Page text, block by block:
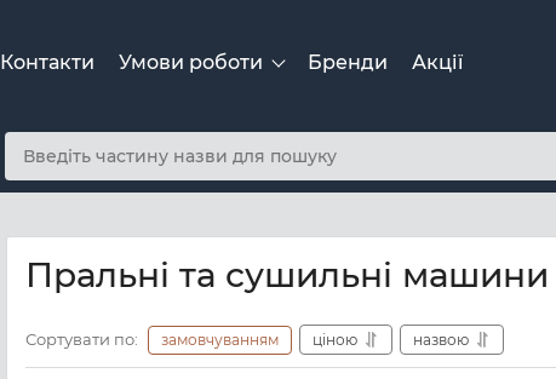
Контакти Умови роботи Бренди Акції
Пральні та сушильні машини
Сортувати по: замовчуванням ціною назвою